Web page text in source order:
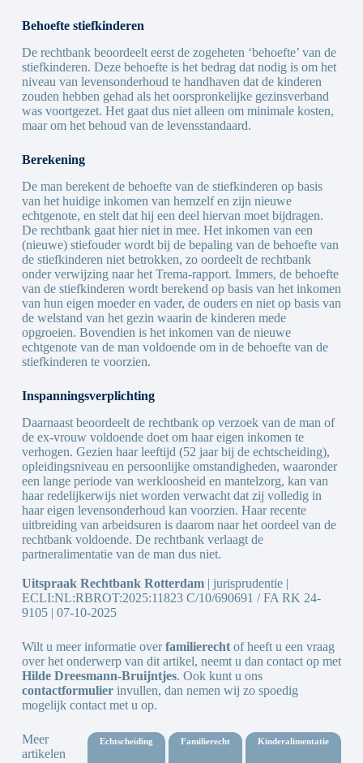
Behoefte stiefkinderen
De rechtbank beoordeelt eerst de zogeheten ‘behoefte’ van de
stiefkinderen. Deze behoefte is het bedrag dat nodig is om het
niveau van levensonderhoud te handhaven dat de kinderen
zouden hebben gehad als het oorspronkelijke gezinsverband
was voortgezet. Het gaat dus niet alleen om minimale kosten,
maar om het behoud van de levensstandaard.
Berekening
De man berekent de behoefte van de stiefkinderen op basis
van het huidige inkomen van hemzelf en zijn nieuwe
echtgenote, en stelt dat hij een deel hiervan moet bijdragen.
De rechtbank gaat hier niet in mee. Het inkomen van een
(nieuwe) stiefouder wordt bij de bepaling van de behoefte van
de stiefkinderen niet betrokken, zo oordeelt de rechtbank
onder verwijzing naar het Trema-rapport. Immers, de behoefte
van de stiefkinderen wordt berekend op basis van het inkomen
van hun eigen moeder en vader, de ouders en niet op basis van
de welstand van het gezin waarin de kinderen mede
opgroeien. Bovendien is het inkomen van de nieuwe
echtgenote van de man voldoende om in de behoefte van de
stiefkinderen te voorzien.
Inspanningsverplichting
Daarnaast beoordeelt de rechtbank op verzoek van de man of
de ex-vrouw voldoende doet om haar eigen inkomen te
verhogen. Gezien haar leeftijd (52 jaar bij de echtscheiding),
opleidingsniveau en persoonlijke omstandigheden, waaronder
een lange periode van werkloosheid en mantelzorg, kan van
haar redelijkerwijs niet worden verwacht dat zij volledig in
haar eigen levensonderhoud kan voorzien. Haar recente
uitbreiding van arbeidsuren is daarom naar het oordeel van de
rechtbank voldoende. De rechtbank verlaagt de
partneralimentatie van de man dus niet.
Uitspraak Rechtbank Rotterdam| jurisprudentie |
ECLI:NL:RBROT:2025:11823 C/10/690691 / FA RK 24-
9105 | 07-10-2025
Wilt u meer informatie overfamilierechtof heeft u een vraag
over het onderwerp van dit artikel, neemt u dan contact op met
Hilde Dreesmann-Bruijntjes. Ook kunt u ons
contactformulierinvullen, dan nemen wij zo spoedig
mogelijk contact met u op.
Meer
artikelen
echtscheiding familierecht kinderalimentatie